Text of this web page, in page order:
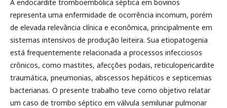
A endocardite tromboembólica séptica em bovinos
representa uma enfermidade de ocorrência incomum, porém
de elevada relevância clínica e econômica, principalmente em
sistemas intensivos de produção leiteira. Sua etiopatogenia
está frequentemente relacionada a processos infecciosos
crônicos, como mastites, afecções podais, reticulopericardite
traumática, pneumonias, abscessos hepáticos e septicemias
bacterianas. O presente trabalho teve como objetivo relatar
um caso de trombo séptico em válvula semilunar pulmonar